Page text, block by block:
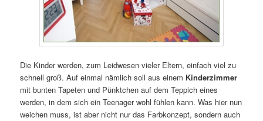
Die Kinder werden, zum Leidwesen vieler Eltern, einfach viel zu
schnell groß. Auf einmal nämlich soll aus einem Kinderzimmer
mit bunten Tapeten und Pünktchen auf dem Teppich eines
werden, in dem sich ein Teenager wohl fühlen kann. Was hier nun
weichen muss, ist aber nicht nur das Farbkonzept, sondern auch